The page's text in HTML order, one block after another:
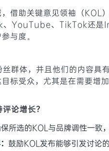
借助关键意见领袖（KOL
、YouTube、TikTok还是
与度。
群体，并且他们的内容具
标受众，尤其是在需要增
论增长？
所选的KOL与品牌调性一致
鼓励KOL发布能够引发讨论